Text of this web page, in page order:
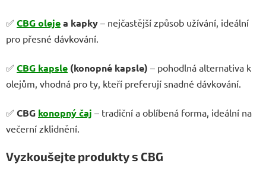
✅ CBG olejea kapky – nejčastější způsob užívání, ideální
pro přesné dávkování.
✅ CBG kapsle (konopné kapsle) – pohodlná alternativa k
olejům, vhodná pro ty, kteří preferují snadné dávkování.
✅ CBG konopný čaj – tradiční a oblíbená forma, ideální na
večerní zklidnění.
Vyzkoušejte produkty s CBG